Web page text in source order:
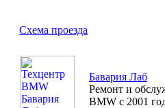
Схема проезда
Бавария Лаб
Ремонт и
BMW с 2001